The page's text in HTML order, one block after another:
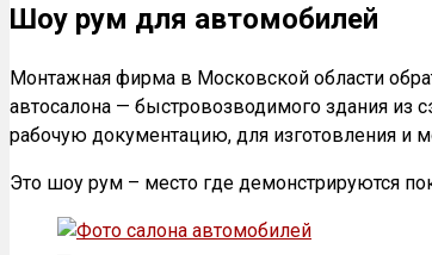
Шоу рум для автомобилей
Монтажная фирма в Московской области
автосалона — быстровозводимого здания из
рабочую документацию, для изготовления и
Это шоу рум – место где демонстрируются